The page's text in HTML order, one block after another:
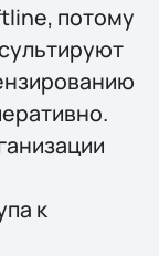
потому
к